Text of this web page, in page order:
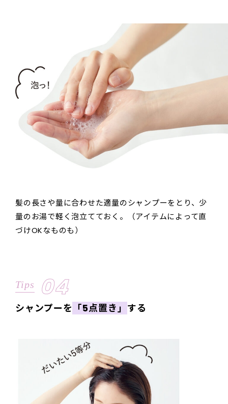
髪の長さや量に合わせた適量のシャンプーをとり、少
量のお湯で軽く泡立てておく。（アイテムによって直
づけOKなものも）
Tips 04
シャンプーを 「5点置き」 する